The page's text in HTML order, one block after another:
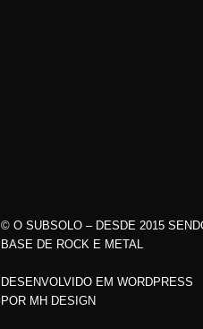
© O SUBSOLO – DESDE 2015
BASE DE ROCK E METAL
DESENVOLVIDO EM WORDPRESS
POR MH DESIGN